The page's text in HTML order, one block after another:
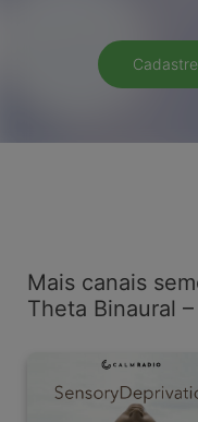
Mais canais
Theta Binaural